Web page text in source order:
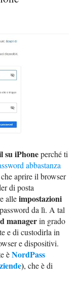
su iPhoneperché ti
abbastanza
aprire il browser
di posta
alleimpostazioni
da lì. A tal
managerin grado
e di custodirla in
e dispositivi.
èNordPass
), che è di